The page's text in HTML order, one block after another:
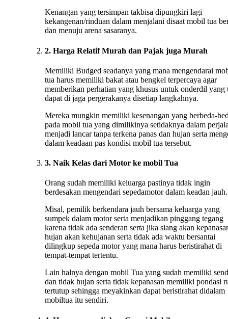
Kenangan yang tersimpan takbisa dipungkiri lagi
kekangenan/rinduan dalam menjalani disaat mobil tua
dan menuju arena sasaranya.
2. Harga Relatif Murah dan Pajak juga Murah
Memiliki Budged seadanya yang mana mengendarai
tua harus memiliki bakat atau bengkel terpercaya agar
memberikan perhatian yang khusus untuk onderdil yang
dapat di jaga pergerakanya disetiap langkahnya.
Mereka mungkin memiliki kesenangan yang berbeda-
pada mobil tua yang dimilikinya setidaknya dalam
menjadi lancar tanpa terkena panas dan hujan serta
dalam keadaan pas kondisi mobil tua tersebut.
3. Naik Kelas dari Motor ke mobil Tua
Orang sudah memiliki keluarga pastinya tidak ingin
berdesakan mengendari sepedamotor dalam keadan jauh.
Misal, pemilik berkendara jauh bersama keluarga yang
sumpek dalam motor serta menjadikan pinggang tegang
karena tidak ada senderan serta jika siang akan
hujan akan kehujanan serta tidak ada waktu bersantai
dilingkup sepeda motor yang mana harus beristirahat di
tempat-tempat tertentu.
Lain halnya dengan mobil Tua yang sudah memiliki
dan tidak hujan serta tidak kepanasan memiliki pondasi
tertutup sehingga meyakinkan dapat beristirahat didalam
mobiltua itu sendiri.